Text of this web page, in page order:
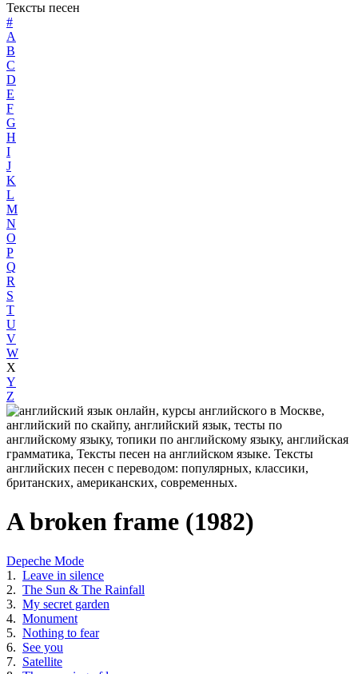
Тексты песен
#
A
B
C
D
E
F
G
H
I
J
K
L
M
N
O
P
Q
R
S
T
U
V
W
X
Y
Z
A broken frame (1982)
Depeche Mode
1. Leave in silence
2. The Sun & The Rainfall
3. My secret garden
4. Monument
5. Nothing to fear
6. See you
7. Satellite